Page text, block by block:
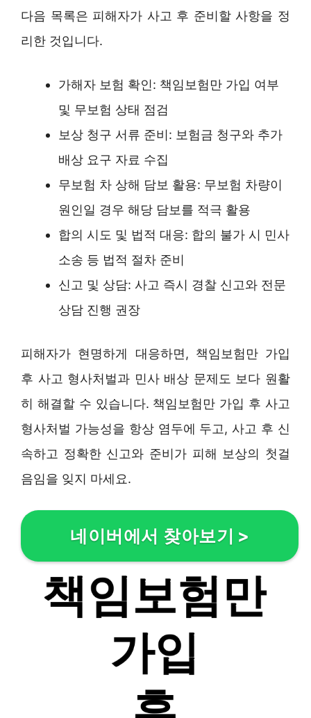
다음 목록은 피해자가 사고 후 준비할 사항을 정
리한 것입니다.
가해자 보험 확인: 책임보험만 가입 여부
및 무보험 상태 점검
보상 청구 서류 준비: 보험금 청구와 추가
배상 요구 자료 수집
무보험 차 상해 담보 활용: 무보험 차량이
원인일 경우 해당 담보를 적극 활용
합의 시도 및 법적 대응: 합의 불가 시 민사
소송 등 법적 절차 준비
신고 및 상담: 사고 즉시 경찰 신고와 전문
상담 진행 권장
피해자가 현명하게 대응하면, 책임보험만 가입
후 사고 형사처벌과 민사 배상 문제도 보다 원활
히 해결할 수 있습니다. 책임보험만 가입 후 사고
형사처벌 가능성을 항상 염두에 두고, 사고 후 신
속하고 정확한 신고와 준비가 피해 보상의 첫걸
음임을 잊지 마세요.
네이버에서 찾아보기 >